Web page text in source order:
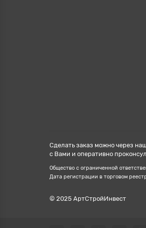
Сделать заказ можно через
с Вами и оперативно
Общество с ограниченной
Дата регистрации в торговом
© 2025 АртСтройИнвест